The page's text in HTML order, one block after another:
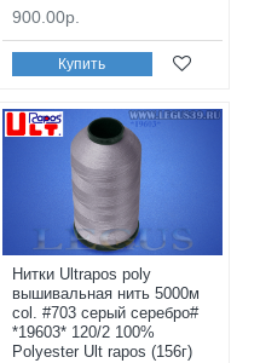
900.00р.
Купить
Нитки Ultrapos poly
вышивальная нить 5000м
col. #703 серый серебро#
*19603* 120/2 100%
Polyester Ult rapos (156г)